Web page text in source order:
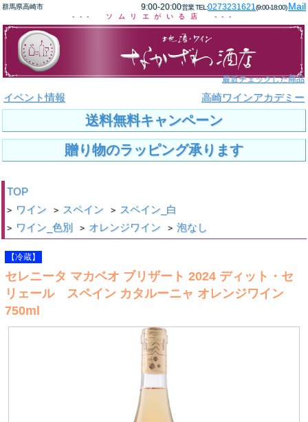
群馬県高崎市 9:00-20:00営業 TEL:0273231621(9:00-18:00)Mail
--- ソムリエがいる店 ---
最近チェックした商品
イベント情報 高崎ワインアカデミー
送料無料キャンペーン
贈り物のラッピング承ります
TOP
> ワイン > スペイン > スペイン_白
> ワイン_色別 > オレンジワイン > 泡なし
【冷蔵】
セレニータ マカベオ ブリザート 2024 ディット・セ
リェール スペイン カタルーニャ オレンジワイン
750ml